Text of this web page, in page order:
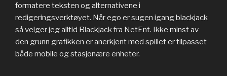
formatere teksten og alternativene i
redigeringsverktøyet. Når ego er sugen igang blackjack
så velger jeg alltid Blackjack fra NetEnt. Ikke minst av
den grunn grafikken er anerkjent med spillet er tilpasset
både mobile og stasjonære enheter.